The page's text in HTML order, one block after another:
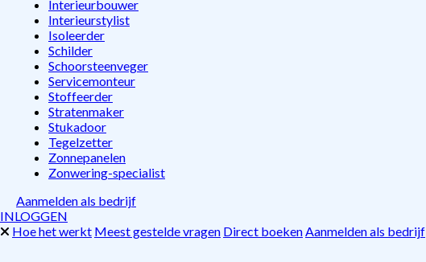
Interieurbouwer
Interieurstylist
Isoleerder
Schilder
Schoorsteenveger
Servicemonteur
Stoffeerder
Stratenmaker
Stukadoor
Tegelzetter
Zonnepanelen
Zonwering-specialist
Aanmelden als bedrijf
INLOGGEN
Hoe het werkt Meest gestelde vragen Direct boekenAanmelden als bedrijf